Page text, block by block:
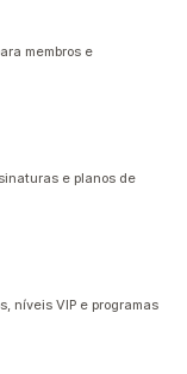
membros e
e planos de
níveis VIP e programas